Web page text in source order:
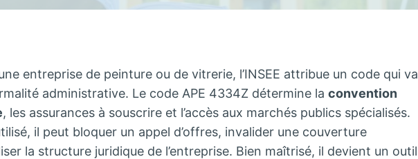
entreprise de peinture ou de vitrerie, l’INSEE attribue un code qui va
administrative. Le code APE 4334Z détermine la convention
, les assurances à souscrire et l’accès aux marchés publics spécialisés.
il peut bloquer un appel d’offres, invalider une couverture
la structure juridique de l’entreprise. Bien maîtrisé, il devient un outil